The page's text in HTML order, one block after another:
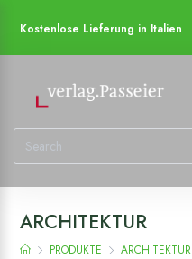
Kostenlose Lieferung in Italien
ARCHITEKTUR
PRODUKTE ARCHITEKTUR